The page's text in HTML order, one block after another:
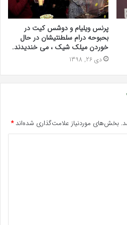
پرنس ویلیام و دوشس کیت در
بحبوحه درام سلطنتیشان در حال
خوردن میلک شیک ، می خندیدند.
دی 26, 1398
بخش‌های موردنیاز علامت‌گذاری شده‌اند*